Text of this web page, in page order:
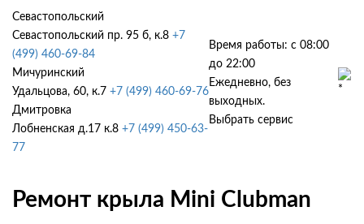
Севастопольский
Севастопольский пр. 95 б, к.8 +7
(499) 460-69-84
Мичуринский
Удальцова, 60, к.7 +7 (499) 460-69-76
Дмитровка
Лобненская д.17 к.8 +7 (499) 450-63-
77
Время работы: с 08:00
до 22:00
Ежедневно, без
выходных.
Выбрать сервис
Ремонт крыла Mini Clubman